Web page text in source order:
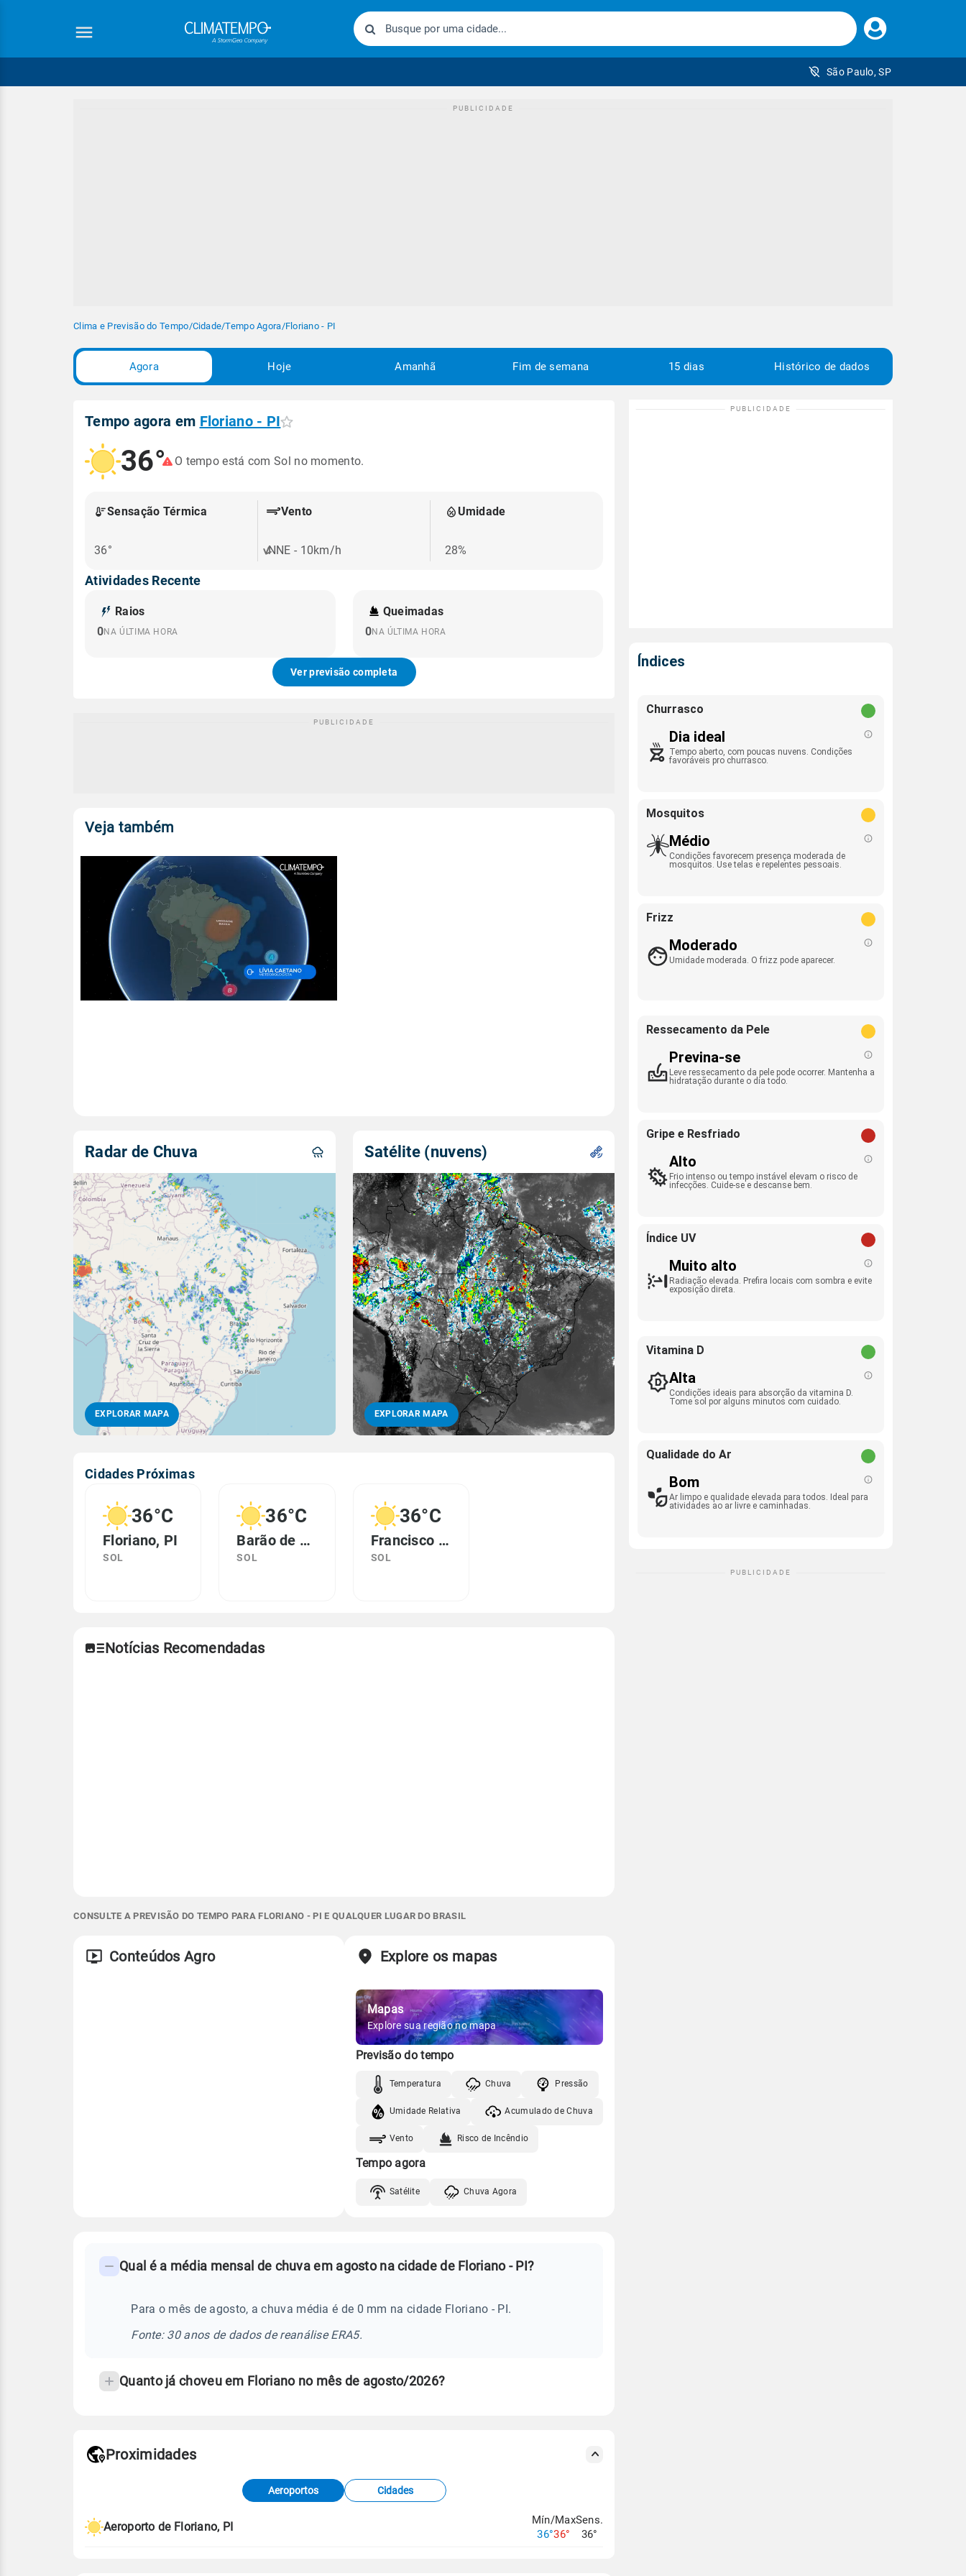
Faça
seu
São Paulo, SP
Clima e Previsão do Tempo/Cidade/Tempo Agora/Floriano - PI
Agora Hoje Amanhã Fim de semana 15 dias Histórico de dados
Tempo agora em Floriano - PI
36° O tempo está com Sol no momento.
Sensação Térmica
36°
Vento
NNE - 10km/h
Umidade
28%
Atividades Recente
Raios
0NA ÚLTIMA HORA
Queimadas
0NA ÚLTIMA HORA
Ver previsão completa
Veja também
Radar de Chuva
EXPLORAR MAPA
Satélite (nuvens)
EXPLORAR MAPA
Cidades Próximas
36°C
Floriano, PI
SOL
36°C
Barão de Grajaú, MA
SOL
36°C
Francisco Ayres, PI
SOL
Notícias Recomendadas
CONSULTE A PREVISÃO DO TEMPO PARA FLORIANO - PI E QUALQUER LUGAR DO BRASIL
Conteúdos Agro Explore os mapas
Mapas
Explore sua região no mapa
Previsão do tempo
Temperatura Chuva Pressão
Umidade Relativa Acumulado de Chuva
Vento Risco de Incêndio
Tempo agora
Satélite Chuva Agora
frequentes
temperatura
Qual é a média mensal de chuva em agosto na cidade de Floriano - PI?
Para o mês de agosto, a chuva média é de 0 mm na cidade Floriano - PI.
Fonte: 30 anos de dados de reanálise ERA5.
Quanto já choveu em Floriano no mês de agosto/2026?
de Tempo e Estudos Climáticos (CPTEC).
Proximidades
Aeroportos Cidades
Aeroporto de Floriano, PI
Mín/Max
36°36°
Sens.
36°
Índices
Churrasco
Dia ideal
Tempo aberto, com poucas nuvens. Condições
favoráveis pro churrasco.
Mosquitos
Médio
Condições favorecem presença moderada de
mosquitos. Use telas e repelentes pessoais.
Frizz
Moderado
Umidade moderada. O frizz pode aparecer.
Ressecamento da Pele
Previna-se
Leve ressecamento da pele pode ocorrer. Mantenha a
hidratação durante o dia todo.
Gripe e Resfriado
Alto
Frio intenso ou tempo instável elevam o risco de
infecções. Cuide-se e descanse bem.
Índice UV
Muito alto
Radiação elevada. Prefira locais com sombra e evite
exposição direta.
Vitamina D
Alta
Condições ideais para absorção da vitamina D.
Tome sol por alguns minutos com cuidado.
Qualidade do Ar
Bom
Ar limpo e qualidade elevada para todos. Ideal para
atividades ao ar livre e caminhadas.